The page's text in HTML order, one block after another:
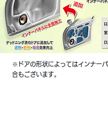
※ドアの形状によってはインナー
合もございます。